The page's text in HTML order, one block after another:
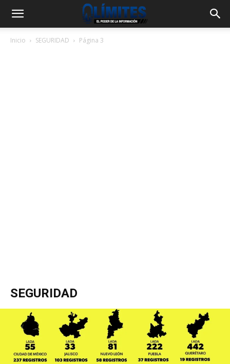
Inicio SEGURIDAD Página 3
SEGURIDAD